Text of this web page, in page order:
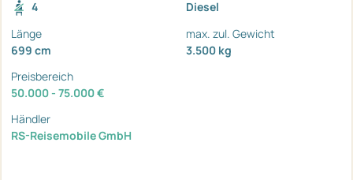
4
Diesel
Länge
699 cm
max. zul. Gewicht
3.500 kg
Preisbereich
50.000 - 75.000 €
Händler
RS-Reisemobile GmbH